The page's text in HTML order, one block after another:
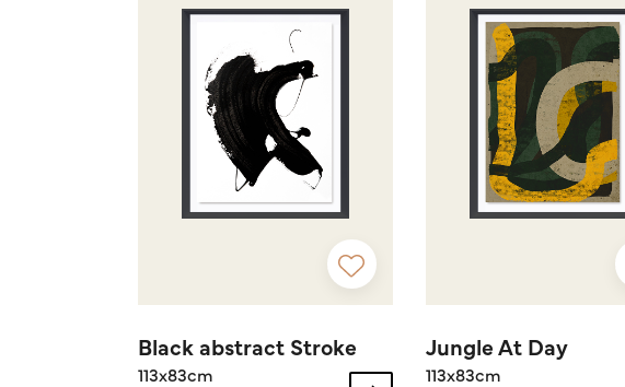
Black abstract Stroke
113x83cm
Jungle At Day
113x83cm